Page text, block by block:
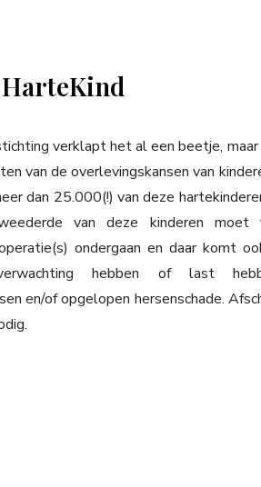
verklapt het al een beetje,
van de overlevingskansen van
dan 25.000(!) van deze
van deze kinderen
ondergaan en daar komt
hebben of last
en/of opgelopen hersenschade.